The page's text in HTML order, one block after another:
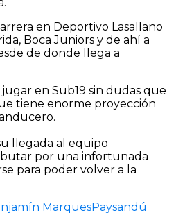
en Deportivo Lasallano
Boca Juniors y de ahí a
de donde llega a
en Sub19 sin dudas que
tiene enorme proyección
llegada al equipo
por una infortunada
para poder volver a la
MarquesPaysandú